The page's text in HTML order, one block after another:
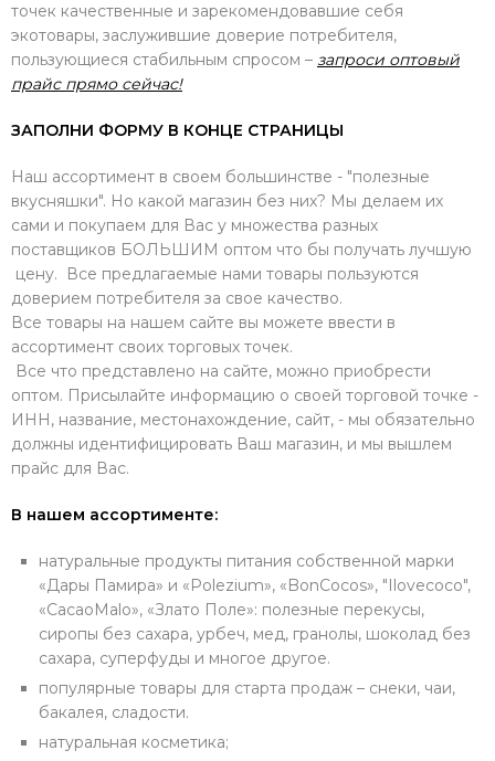
точек качественные и зарекомендовавшие себя
экотовары, заслужившие доверие потребителя,
пользующиеся стабильным спросом – запроси оптовый
прайс прямо сейчас!
ЗАПОЛНИ ФОРМУ В КОНЦЕ СТРАНИЦЫ
Наш ассортимент в своем большинстве - "полезные
вкусняшки". Но какой магазин без них? Мы делаем их
сами и покупаем для Вас у множества разных
поставщиков БОЛЬШИМ оптом что бы получать лучшую
цену. Все предлагаемые нами товары пользуются
доверием потребителя за свое качество.
Все товары на нашем сайте вы можете ввести в
ассортимент своих торговых точек.
Все что представлено на сайте, можно приобрести
оптом. Присылайте информацию о своей торговой точке -
ИНН, название, местонахождение, сайт, - мы обязательно
должны идентифицировать Ваш магазин, и мы вышлем
прайс для Вас.
В нашем ассортименте:
натуральные продукты питания собственной марки
«Дары Памира» и «Polezium», «BonCocos», "Ilovecoco",
«CacaoMalo», «Злато Поле»: полезные перекусы,
сиропы без сахара, урбеч, мед, гранолы, шоколад без
сахара, суперфуды и многое другое.
популярные товары для старта продаж – снеки, чаи,
бакалея, сладости.
натуральная косметика;